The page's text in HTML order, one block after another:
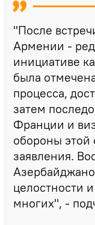
"После
Армении -
инициативе
была
процесса,
затем
Франции и
обороны этой
заявления.
целостности
многих", -